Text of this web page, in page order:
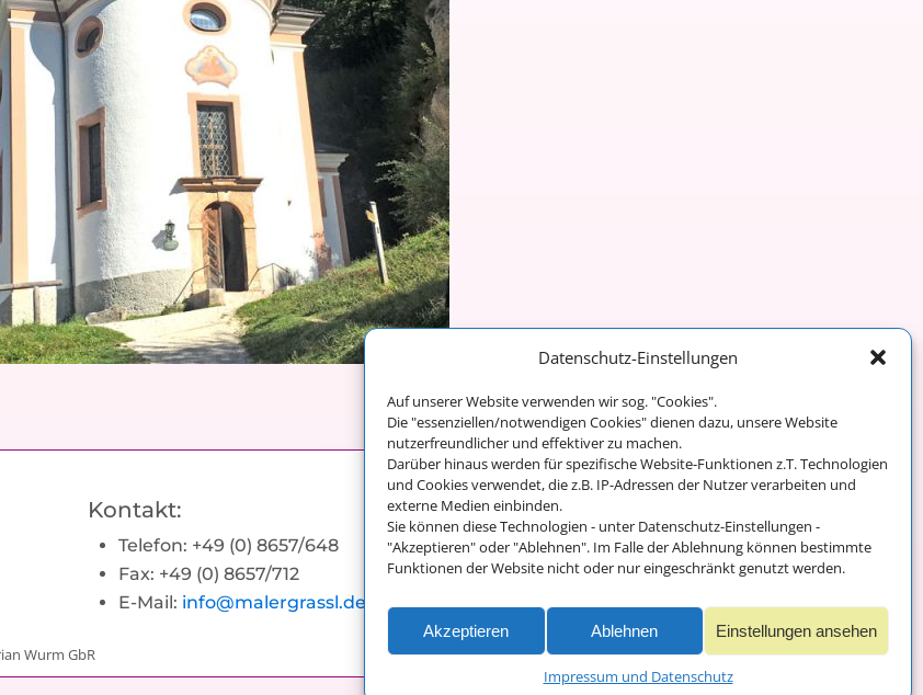
Datenschutz-Einstellungen
Auf unserer Website verwenden wir sog. "Cookies".
Die "essenziellen/notwendigen Cookies" dienen dazu, unsere Website
nutzerfreundlicher und effektiver zu machen.
Darüber hinaus werden für spezifische Website-Funktionen z.T. Technologien
und Cookies verwendet, die z.B. IP-Adressen der Nutzer verarbeiten und
externe Medien einbinden.
Sie können diese Technologien - unter Datenschutz-Einstellungen -
"Akzeptieren" oder "Ablehnen". Im Falle der Ablehnung können bestimmte
Funktionen der Website nicht oder nur eingeschränkt genutzt werden.
Akzeptieren Ablehnen Einstellungen ansehen
Impressum und Datenschutz
Kontakt:
Telefon: +49 (0) 8657/648
Fax: +49 (0) 8657/712
E-Mail: info@malergrassl.de
Impressum und
Datenschutz
Wurm GbR